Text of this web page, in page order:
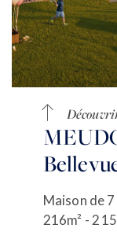
Maison de
216m² - 2